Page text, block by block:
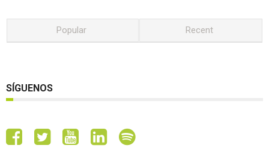
Popular Recent
SÍGUENOS